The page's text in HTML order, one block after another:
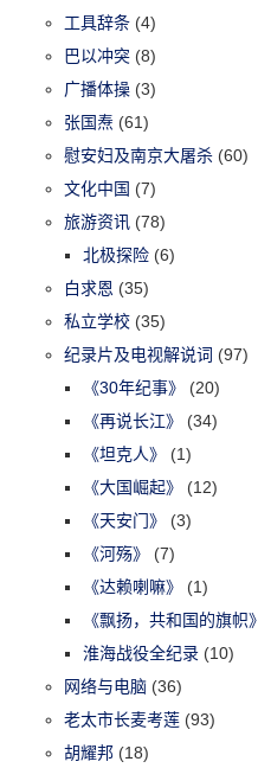
工具辞条 (4)
巴以冲突 (8)
广播体操 (3)
张国焘 (61)
慰安妇及南京大屠杀 (60)
文化中国 (7)
旅游资讯 (78)
北极探险 (6)
白求恩 (35)
私立学校 (35)
纪录片及电视解说词 (97)
《30年纪事》
(20)
《再说长江》
(34)
《坦克人》
(1)
《大国崛起》
(12)
《天安门》
(3)
《河殇》
(7)
《达赖喇嘛》
(1)
《飘扬，共和国的旗帜》
淮海战役全纪录 (10)
网络与电脑 (36)
老太市长麦考莲 (93)
胡耀邦 (18)